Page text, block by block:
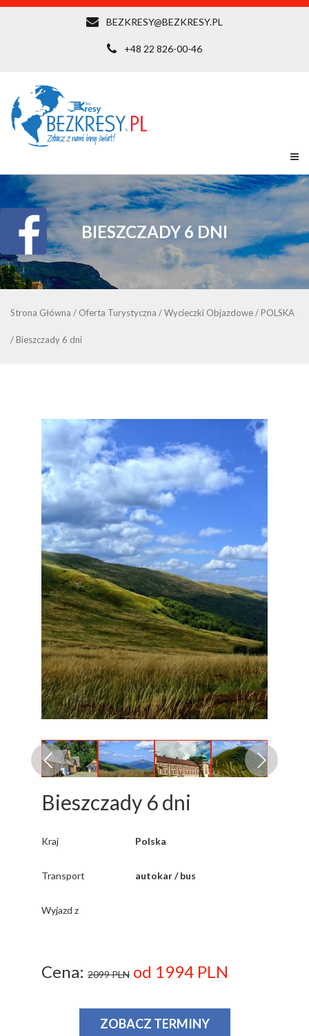
BEZKRESY@BEZKRESY.PL
+48 22 826-00-46
BIESZCZADY 6 DNI
Strona Główna / Oferta Turystyczna /Wycieczki Objazdowe/ POLSKA
/ Bieszczady 6 dni
Bieszczady 6 dni
Kraj Polska
Transport autokar / bus
Wyjazd z
Cena: 2099 PLN od 1994 PLN
ZOBACZ TERMINY